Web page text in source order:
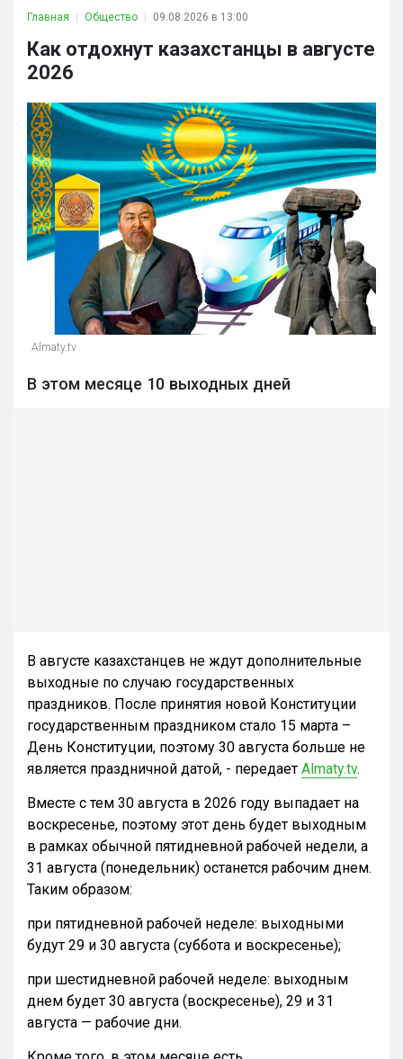
Главная Общество 09.08.2026 в 13:00
Как отдохнут казахстанцы в августе
2026
Almaty.tv
В этом месяце 10 выходных дней
В августе казахстанцев не ждут дополнительные
выходные по случаю государственных
праздников. После принятия новой Конституции
государственным праздником стало 15 марта –
День Конституции, поэтому 30 августа больше не
является праздничной датой, - передает Almaty.tv.
Вместе с тем 30 августа в 2026 году выпадает на
воскресенье, поэтому этот день будет выходным
в рамках обычной пятидневной рабочей недели, а
31 августа (понедельник) останется рабочим днем.
Таким образом:
при пятидневной рабочей неделе: выходными
будут 29 и 30 августа (суббота и воскресенье);
при шестидневной рабочей неделе: выходным
днем будет 30 августа (воскресенье), 29 и 31
августа — рабочие дни.